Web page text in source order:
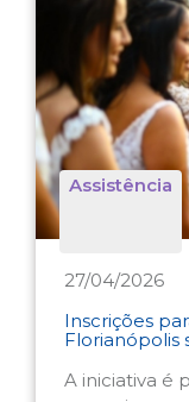
Assistência
27/04/2026
Inscrições
Florianópolis
A iniciativa é